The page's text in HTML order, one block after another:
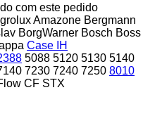
com este pedido
Amazone Bergmann
BorgWarner Bosch Boss
Case IH
5088 5120 5130 5140
7230 7240 7250 8010
CF STX